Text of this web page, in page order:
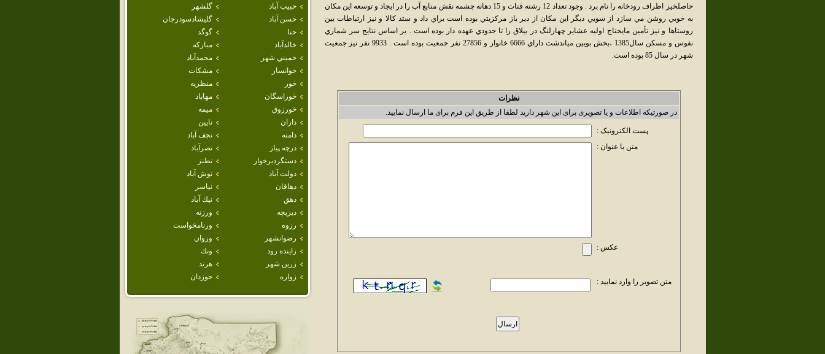
حبيب آباد
گلشهر
حسن آباد
گليشادسودرجان
حنا
گوگد
خالدآباد
مباركه
خميني شهر
محمدآباد
خوانسار
مشكات
خور
منظريه
خوراسگان
مهاباد
خورزوق
ميمه
داران
نايين
دامنه
نجف آباد
درچه پياز
نصرآباد
دستگردبرخوار
نطنز
دولت آباد
نوش آباد
دهاقان
نياسر
دهق
نيك آباد
ديزيچه
ورزنه
رزوه
ورنامخواست
رضوانشهر
وزوان
زاينده رود
ونك
زرين شهر
هرند
زواره
جوزدان
حاصلخيز اطراف رودخانه را نام برد . وجود تعداد 12 رشته قنات و 15 دهانه چشمه نقش منابع آب را در ايجاد و توسعه اين مكان
به خوبي روشن مي سازد از سويي ديگر اين مكان از دير باز مركزيتي بوده است براي داد و ستد كالا و نيز ارتباطات بين
روستاها و نيز تأمين مايحتاج اوليه عشاير چهارلنگ در ييلاق را تا حدودي عهده دار بوده است . بر اساس نتايج سر شماري
نفوس و مسكن سال1385 ،بخش بويين مياندشت داراي 6666 خانوار و 27856 نفر جمعيت بوده است . 9933 نفر نيز جمعيت
شهر در سال 85 بوده است.
نظرات
در صورتیکه اطلاعات و یا تصویری برای این شهر دارید لطفا از طریق این فرم برای ما ارسال نمایید.
پست الکترونیک :
متن یا عنوان :
عکس :
متن تصویر را وارد نمایید :